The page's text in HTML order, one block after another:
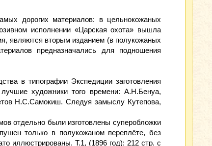
дорогих материалов: в цельнокожаных
исполнении «Царская охота» вышла
являются вторым изданием (в полукожаных
предназначались для подношения
в типографии Экспедиции заготовления
художники того времени: А.Н.Бенуа,
Н.С.Самокиш. Следуя замыслу Кутепова,
отдельно были изготовлены суперобложки
только в полукожаном переплёте, без
иллюстрированы. Т.1, (1896 год): 212 стр. с